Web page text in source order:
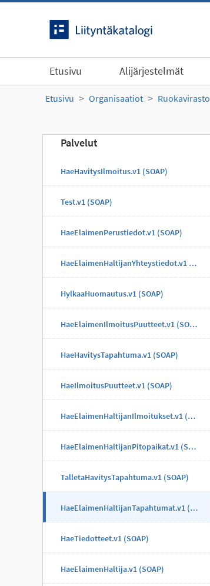
Etusivu Alijärjestelmät
Etusivu Organisaatiot Ruokavirasto
Palvelut
HaeHavitysIlmoitus.v1 (SOAP)
Test.v1 (SOAP)
HaeElaimenPerustiedot.v1 (SOAP)
HaeElaimenHaltijanYhteystiedot.v1 (SOAP)
HylkaaHuomautus.v1 (SOAP)
HaeElaimenIlmoitusPuutteet.v1 (SOAP)
HaeHavitysTapahtuma.v1 (SOAP)
HaeIlmoitusPuutteet.v1 (SOAP)
HaeElaimenHaltijanIlmoitukset.v1 (SOAP)
HaeElaimenHaltijanPitopaikat.v1 (SOAP)
TalletaHavitysTapahtuma.v1 (SOAP)
HaeElaimenHaltijanTapahtumat.v1 (SOAP)
HaeTiedotteet.v1 (SOAP)
HaeElaimenHaltija.v1 (SOAP)